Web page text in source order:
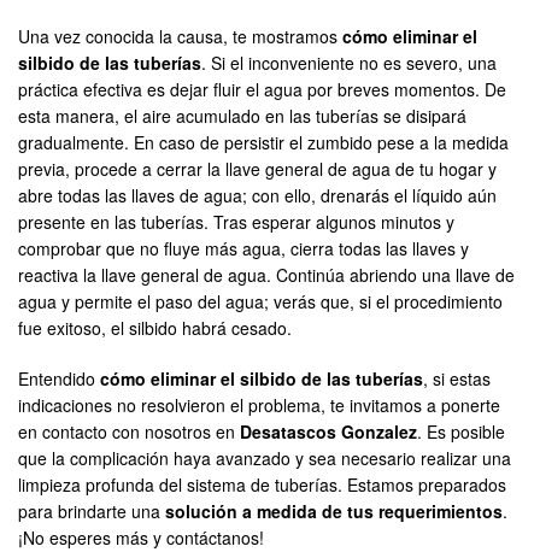
Una vez conocida la causa, te mostramos cómo eliminar el
silbido de las tuberías. Si el inconveniente no es severo, una
práctica efectiva es dejar fluir el agua por breves momentos. De
esta manera, el aire acumulado en las tuberías se disipará
gradualmente. En caso de persistir el zumbido pese a la medida
previa, procede a cerrar la llave general de agua de tu hogar y
abre todas las llaves de agua; con ello, drenarás el líquido aún
presente en las tuberías. Tras esperar algunos minutos y
comprobar que no fluye más agua, cierra todas las llaves y
reactiva la llave general de agua. Continúa abriendo una llave de
agua y permite el paso del agua; verás que, si el procedimiento
fue exitoso, el silbido habrá cesado.
Entendido cómo eliminar el silbido de las tuberías, si estas
indicaciones no resolvieron el problema, te invitamos a ponerte
en contacto con nosotros en Desatascos Gonzalez. Es posible
que la complicación haya avanzado y sea necesario realizar una
limpieza profunda del sistema de tuberías. Estamos preparados
para brindarte una solución a medida de tus requerimientos.
¡No esperes más y contáctanos!